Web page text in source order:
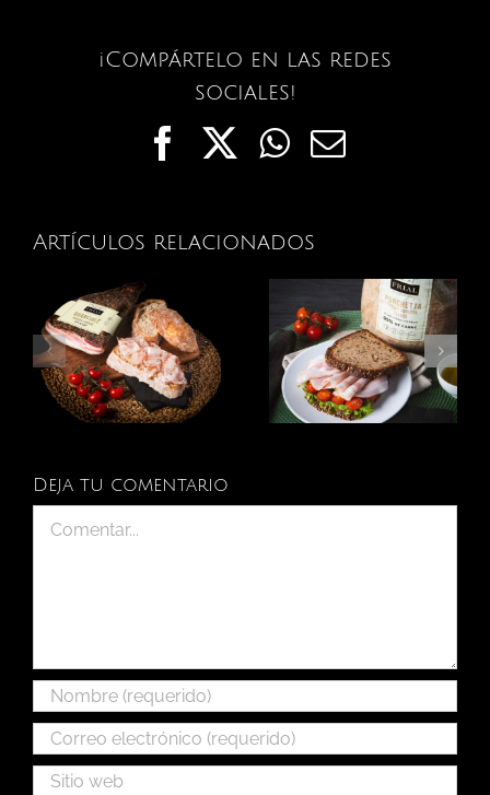
¡Compártelo en las redes
sociales!
Facebook
X WhatsApp
Correo
Artículos relacionados
Deja tu comentario